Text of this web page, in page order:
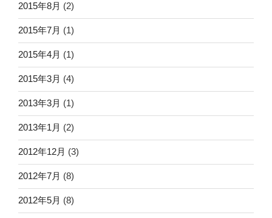
2015年8月 (2)
2015年7月 (1)
2015年4月 (1)
2015年3月 (4)
2013年3月 (1)
2013年1月 (2)
2012年12月 (3)
2012年7月 (8)
2012年5月 (8)